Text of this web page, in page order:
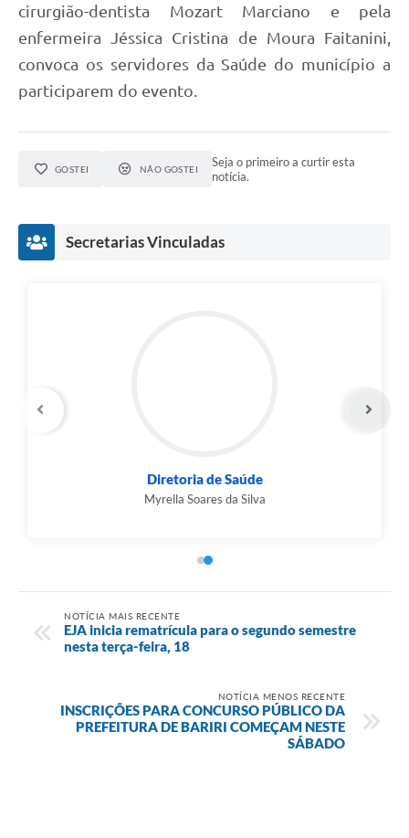
cirurgião-dentista Mozart Marciano e pela
enfermeira Jéssica Cristina de Moura Faitanini,
convoca os servidores da Saúde do município a
participarem do evento.
GOSTEI NÃO GOSTEI
Seja o primeiro a curtir esta
notícia.
Secretarias Vinculadas
Diretoria de Saúde
Myrella Soares da Silva
NOTÍCIA MAIS RECENTE
EJA inicia rematrícula para o segundo semestre
nesta terça-feira, 18
NOTÍCIA MENOS RECENTE
INSCRIÇÕES PARA CONCURSO PÚBLICO DA
PREFEITURA DE BARIRI COMEÇAM NESTE
SÁBADO